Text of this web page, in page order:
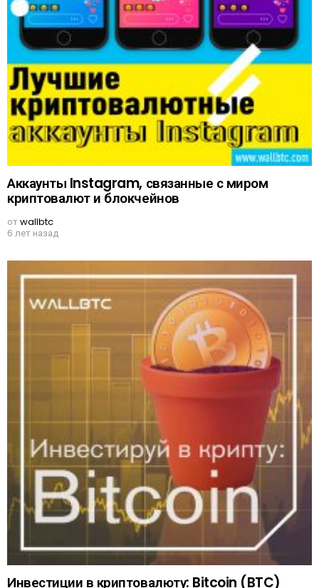
Аккаунты Instagram, связанные с миром
криптовалют и блокчейнов
отwallbtc
6 лет назад
Инвестиции в криптовалюту: Bitcoin (BTC)